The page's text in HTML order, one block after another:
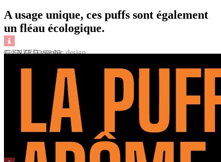
© ENZED graphic design
A usage unique, ces puffs sont également
un fléau écologique.